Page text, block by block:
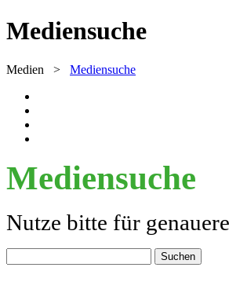
Mediensuche
Medien > Mediensuche
Mediensuche
Nutze bitte für